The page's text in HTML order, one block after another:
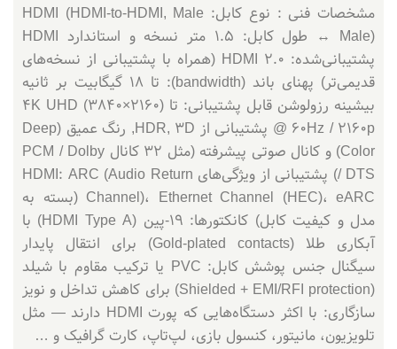
مشخصات فنی : نوع کابل: HDMI (HDMI-to-HDMI, Male
↔ Male) طول کابل: 1.5 متر نسخه و استاندارد HDMI
پشتیبانی‌شده: HDMI 2.0 (همراه با پشتیبانی از نسخه‌های
قدیمی‌تر) پهنای باند (bandwidth): تا 18 گیگابیت بر ثانیه
بیشینه رزولوشن قابل پشتیبانی: تا 4K UHD (3840×2160)
@ 60Hz / 2160p پشتیبانی از HDR, 3D, رنگ عمیق (Deep
Color) و کانال صوتی پیشرفته (مثل 32 کانال PCM / Dolby
/ DTS) پشتیبانی از ویژگی‌های HDMI: ARC (Audio Return
Channel)، Ethernet Channel (HEC)، eARC (بسته به
مدل و کیفیت کابل) کانکتورها: 19-پین (HDMI Type A) با
آبکاری طلا (Gold-plated contacts) برای انتقال پایدار
سیگنال جنس پوشش کابل: PVC یا ترکیب مقاوم با شیلد
(Shielded + EMI/RFI protection) برای کاهش تداخل و نویز
سازگاری: با اکثر دستگاه‌هایی که پورت HDMI دارند — مثل
تلویزیون، مانیتور، کنسول بازی، لپ‌تاپ، کارت گرافیک و …